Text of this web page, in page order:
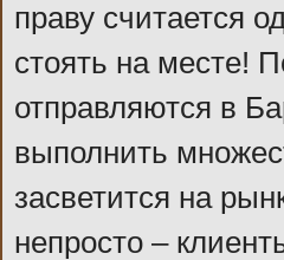
праву считается
стоять на месте!
отправляются в
выполнить
засветится на
непросто –